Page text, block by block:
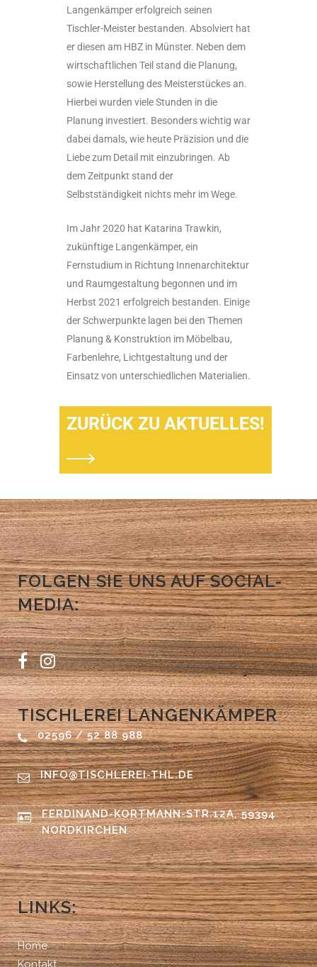
Langenkämper erfolgreich seinen
Tischler-Meister bestanden. Absolviert hat
er diesen am HBZ in Münster. Neben dem
wirtschaftlichen Teil stand die Planung,
sowie Herstellung des Meisterstückes an.
Hierbei wurden viele Stunden in die
Planung investiert. Besonders wichtig war
dabei damals, wie heute Präzision und die
Liebe zum Detail mit einzubringen. Ab
dem Zeitpunkt stand der
Selbstständigkeit nichts mehr im Wege.
Im Jahr 2020 hat Katarina Trawkin,
zukünftige Langenkämper, ein
Fernstudium in Richtung Innenarchitektur
und Raumgestaltung begonnen und im
Herbst 2021 erfolgreich bestanden. Einige
der Schwerpunkte lagen bei den Themen
Planung & Konstruktion im Möbelbau,
Farbenlehre, Lichtgestaltung und der
Einsatz von unterschiedlichen Materialien.
ZURÜCK ZU AKTUELLES!
FOLGEN SIE UNS AUF SOCIAL-
MEDIA:
TISCHLEREI LANGENKÄMPER
02596 / 52 88 988
INFO@TISCHLEREI-THL.DE
FERDINAND-KORTMANN-STR.12A, 59394
NORDKIRCHEN
LINKS:
Home
Kontakt